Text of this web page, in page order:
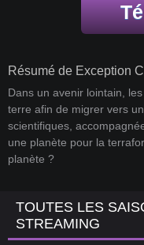
Résumé de Exception
Dans un avenir lointain,
terre afin de migrer vers
scientifiques,
une planète pour la
planète ?
TOUTES LES
STREAMING